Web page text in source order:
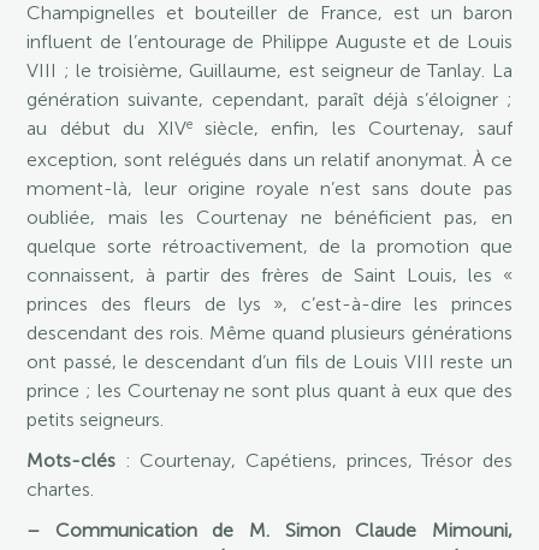
Champignelles et bouteiller de France, est un baron
influent de l’entourage de Philippe Auguste et de Louis
VIII ; le troisième, Guillaume, est seigneur de Tanlay. La
génération suivante, cependant, paraît déjà s’éloigner ;
au début du XIVesiècle, enfin, les Courtenay, sauf
exception, sont relégués dans un relatif anonymat. À ce
moment-là, leur origine royale n’est sans doute pas
oubliée, mais les Courtenay ne bénéficient pas, en
quelque sorte rétroactivement, de la promotion que
connaissent, à partir des frères de Saint Louis, les «
princes des fleurs de lys », c’est-à-dire les princes
descendant des rois. Même quand plusieurs générations
ont passé, le descendant d’un fils de Louis VIII reste un
prince ; les Courtenay ne sont plus quant à eux que des
petits seigneurs.
Mots-clés : Courtenay, Capétiens, princes, Trésor des
chartes.
– Communication de M. Simon Claude Mimouni,